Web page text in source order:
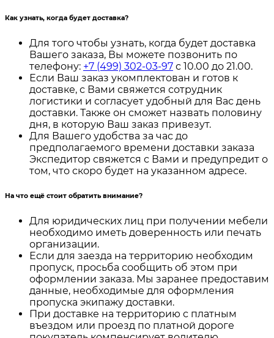
Как узнать, когда будет доставка?
Для того чтобы узнать, когда будет доставка
Вашего заказа, Вы можете позвонить по
телефону: +7 (499) 302-03-97 с 10.00 до 21.00.
Если Ваш заказ укомплектован и готов к
доставке, с Вами свяжется сотрудник
логистики и согласует удобный для Вас день
доставки. Также он сможет назвать половину
дня, в которую Ваш заказ привезут.
Для Вашего удобства за час до
предполагаемого времени доставки заказа
Экспедитор свяжется с Вами и предупредит о
том, что скоро будет на указанном адресе.
На что ещё стоит обратить внимание?
Для юридических лиц при получении мебели
необходимо иметь доверенность или печать
организации.
Если для заезда на территорию необходим
пропуск, просьба сообщить об этом при
оформлении заказа. Мы заранее предоставим
данные, необходимые для оформления
пропуска экипажу доставки.
При доставке на территорию с платным
въездом или проезд по платной дороге